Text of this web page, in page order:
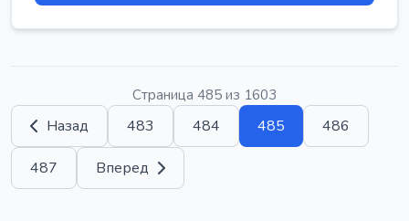
Страница 485 из 1603
Назад 483 484 485 486
487 Вперед